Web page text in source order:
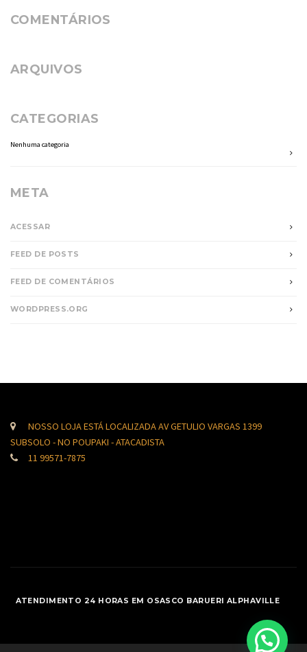
COMENTÁRIOS
ARQUIVOS
CATEGORIAS
Nenhuma categoria
META
ACESSAR
FEED DE POSTS
FEED DE COMENTÁRIOS
WORDPRESS.ORG
NOSSO LOJA ESTÁ LOCALIZADA AV GETULIO VARGAS 1399
SUBSOLO - NO POUPAKI - ATACADISTA
11 99571-7875
ATENDIMENTO 24 HORAS EM OSASCO BARUERI ALPHAVILLE